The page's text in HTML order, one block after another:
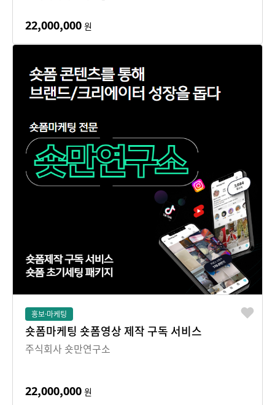
22,000,000 원
홍보·마케팅
숏폼마케팅 숏폼영상 제작 구독 서비스
주식회사 숏만연구소
22,000,000 원